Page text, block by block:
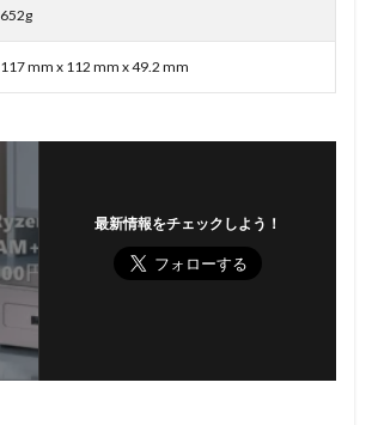
652g
117 mm x 112 mm x 49.2 mm
最新情報をチェックしよう！